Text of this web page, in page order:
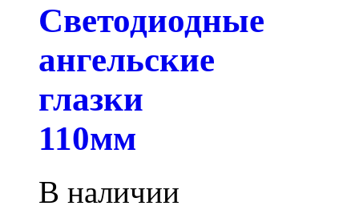
Светодиодные
ангельские
глазки
110мм
В наличии